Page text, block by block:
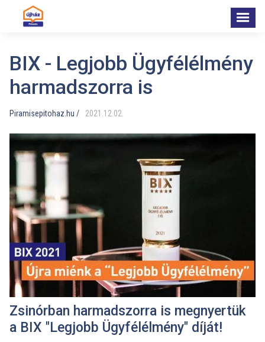
BIX - Legjobb Ügyfélélmény
harmadszorra is
Piramisepitohaz.hu / 2021 12 02
Zsinórban harmadszorra is megnyertük
a BIX "Legjobb Ügyfélélmény" díját!